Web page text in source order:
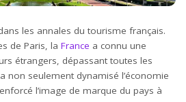
les annales du tourisme français.
de Paris, la France a connu une
étrangers, dépassant toutes les
non seulement dynamisé l’économie
l’image de marque du pays à